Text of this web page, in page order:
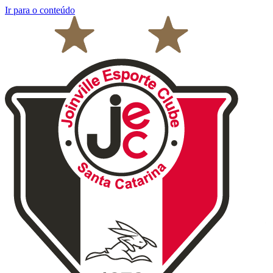
Ir para o conteúdo